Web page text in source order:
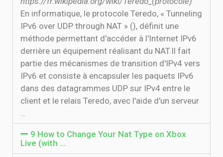
En informatique, le protocole Teredo, « Tunneling
IPv6 over UDP through NAT » (), définit une
méthode permettant d'accéder à l'Internet IPv6
derrière un équipement réalisant du NAT.Il fait
partie des mécanismes de transition d'IPv4 vers
IPv6 et consiste à encapsuler les paquets IPv6
dans des datagrammes UDP sur IPv4 entre le
client et le relais Teredo, avec l'aide d'un serveur
…
9 How to Change Your Nat Type on Xbox
Live (with …